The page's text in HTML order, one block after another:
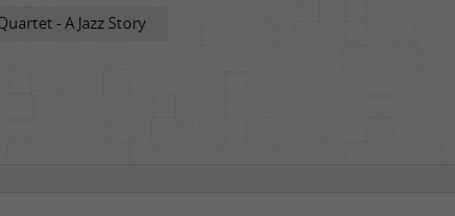
- A Jazz Story